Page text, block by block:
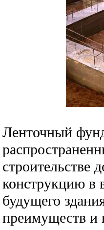
Ленточный
строительстве
конструкцию в
будущего
преимуществ и